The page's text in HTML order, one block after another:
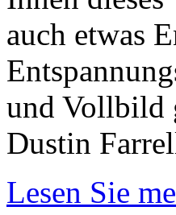
auch etwas
und Vollbild
Dustin
Lesen Sie